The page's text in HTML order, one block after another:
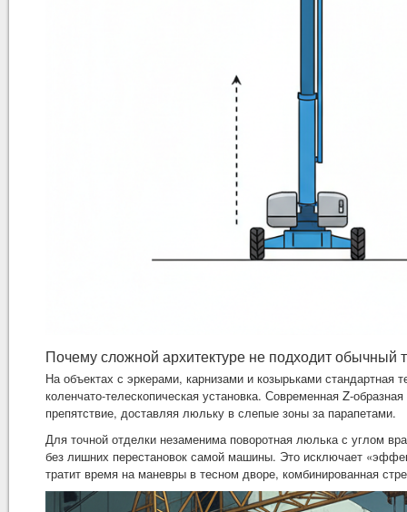
Почему сложной архитектуре не подходит обычный
На объектах с эркерами, карнизами и козырьками стандартная
коленчато-телескопическая установка. Современная Z-
препятствие, доставляя люльку в слепые зоны за парапетами.
Для точной отделки незаменима поворотная люлька с углом
без лишних перестановок самой машины. Это исключает
тратит время на маневры в тесном дворе, комбинированная